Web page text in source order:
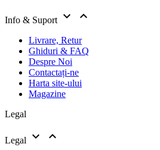
Info & Suport  
Livrare, Retur
Ghiduri & FAQ
Despre Noi
Contactați-ne
Harta site-ului
Magazine
Legal
Legal  